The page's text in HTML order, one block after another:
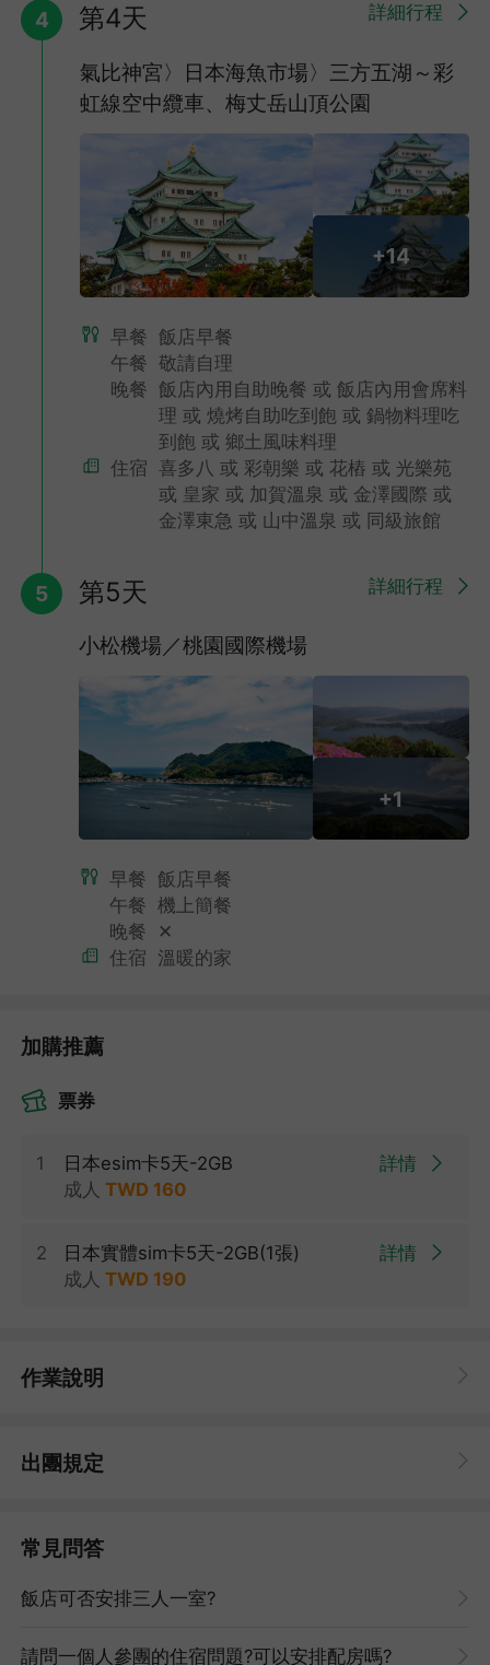
食材，多數皆以蔬菜、豆腐、等食材料理火鍋為主；若為飯店或餐
4 第4天 詳細行程
氣比神宮〉日本海魚市場〉三方五湖～彩
虹線空中纜車、梅丈岳山頂公園
+14
早餐 飯店早餐
午餐 敬請自理
晚餐 飯店內用自助晚餐 或 飯店內用會席料
理 或 燒烤自助吃到飽 或 鍋物料理吃
到飽 或 鄉土風味料理
住宿 喜多八 或 彩朝樂 或 花樁 或 光樂苑
或 皇家 或 加賀溫泉 或 金澤國際 或
金澤東急 或 山中溫泉 或 同級旅館
5 第5天 詳細行程
小松機場／桃園國際機場
+1
早餐 飯店早餐
午餐 機上簡餐
晚餐
✕
住宿 溫暖的家
加購推薦
票券
1
日本esim卡5天-2GB
成人 TWD 160
詳情
2
日本實體sim卡5天-2GB(1張)
成人 TWD 190
詳情
作業說明
出團規定
常見問答
飯店可否安排三人一室?
請問一個人參團的住宿問題?可以安排配房嗎?